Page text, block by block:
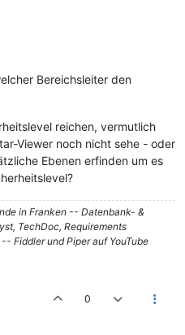
Bereichsleiter den
reichen, vermutlich
Viewer noch nicht sehe - oder
Ebenen erfinden um es
in Franken -- Datenbank- &
TechDoc, Requirements
Fiddler und Piper auf YouTube
0